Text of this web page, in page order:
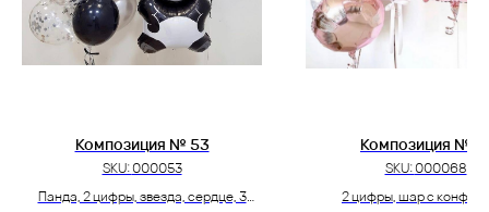
Композиция № 53
SKU:000053
Панда, 2 цифры, звезда, сердце, 3
Композиция
SKU:000068
2 цифры, шар с